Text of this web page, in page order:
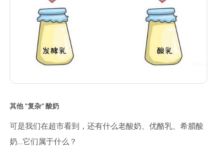
其他 “复杂” 酸奶
可是我们在超市看到，还有什么老酸奶、优酪乳、希腊酸
奶…它们属于什么？